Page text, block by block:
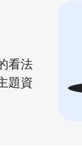
看法
題資